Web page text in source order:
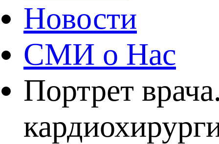
Новости
СМИ о Нас
Портрет